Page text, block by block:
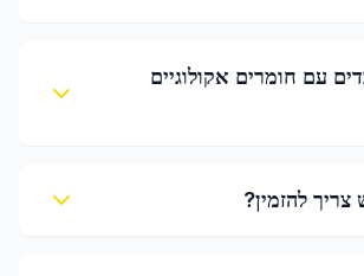
עם חומרים אקולוגיים
להזמין?